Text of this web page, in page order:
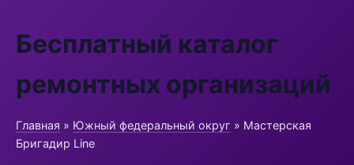
Бесплатный каталог
ремонтных организаций
Главная » Южный федеральный округ » Мастерская
Бригадир Line